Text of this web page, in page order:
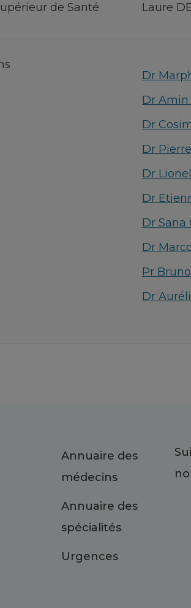
de Santé Laure
Dr
Dr Amin
Dr
Dr
Dr
Dr
Dr Sana
Dr
Pr
Dr
Annuaire des
médecins
Annuaire des
spécialités
Urgences